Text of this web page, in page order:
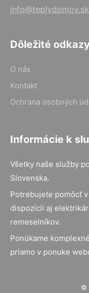
info@teplydomov.sk
Dôležité odkazy
O nás
Kontakt
Ochrana osobných
Informácie k
Všetky naše služby
Slovenska.
Potrebujete pomôcť
dispozícii aj
remeselníkov.
Ponúkame
priamo v ponuke
©